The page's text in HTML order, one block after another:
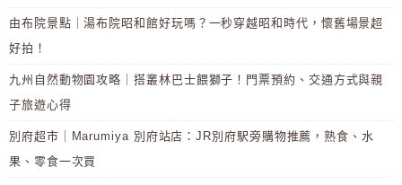
由布院景點｜湯布院昭和館好玩嗎？一秒穿越昭和時代，懷舊場景超
好拍！
九州自然動物園攻略｜搭叢林巴士餵獅子！門票預約、交通方式與親
子旅遊心得
別府超市｜Marumiya 別府站店：JR別府駅旁購物推薦，熟食、水
果、零食一次買